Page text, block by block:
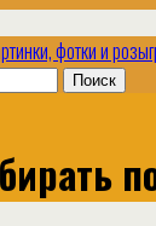
фотки и